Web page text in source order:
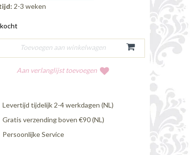
2-3 weken
Aan verlanglijst toevoegen
Levertijd tijdelijk 2-4 werkdagen (NL)
Gratis verzending boven €90 (NL)
Persoonlijke Service